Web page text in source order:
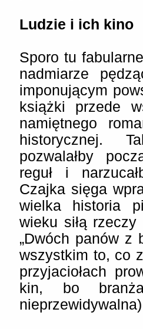
Ludzie i ich kino
Sporo tu
nadmiarze
imponującym
książki przede
namiętnego
historycznej.
pozwalałby
reguł i
Czajka sięga
wielka historia
wieku siłą
„Dwóch panów z
wszystkim to, co
przyjaciołach
kin, bo